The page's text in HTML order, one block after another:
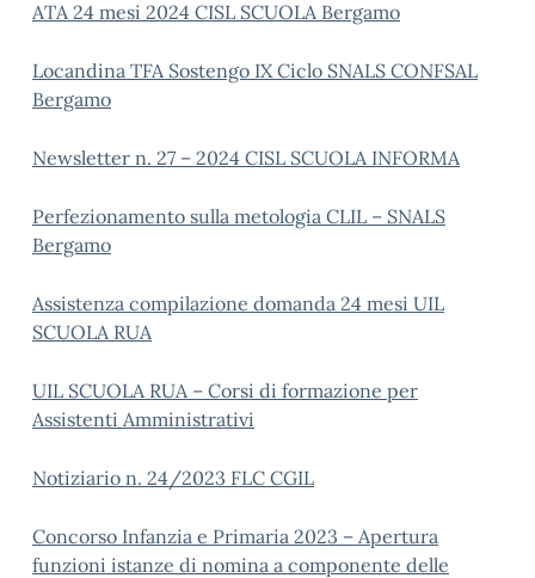
ATA 24 mesi 2024 CISL SCUOLA Bergamo
Locandina TFA Sostengo IX Ciclo SNALS CONFSAL
Bergamo
Newsletter n. 27 – 2024 CISL SCUOLA INFORMA
Perfezionamento sulla metologia CLIL – SNALS
Bergamo
Assistenza compilazione domanda 24 mesi UIL
SCUOLA RUA
UIL SCUOLA RUA – Corsi di formazione per
Assistenti Amministrativi
Notiziario n. 24/2023 FLC CGIL
Concorso Infanzia e Primaria 2023 – Apertura
funzioni istanze di nomina a componente delle